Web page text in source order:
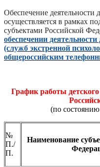
Обеспечение деятельности
осуществляется в рамках
субъектами Российской
обеспечении
(служб экстренной
общероссийским
График работы
(по состоянию
№
П./
П.
Наименование